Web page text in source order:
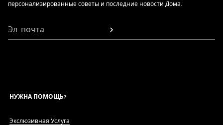
персонализированные советы и последние новости Дома.
Эл. почта
НУЖНА ПОМОЩЬ?
Экслюзивная Услуга